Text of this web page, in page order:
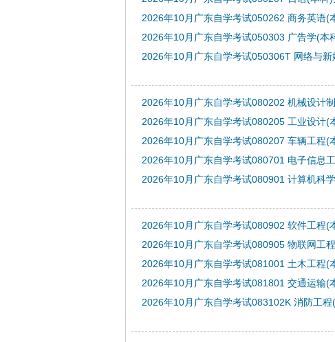
2026年10月广东自学考试050262 商务英语(
2026年10月广东自学考试050303 广告学(本
2026年10月广东自学考试050306T 网络与
2026年10月广东自学考试080202 机械设计
2026年10月广东自学考试080205 工业设计(
2026年10月广东自学考试080207 车辆工程(
2026年10月广东自学考试080701 电子信息
2026年10月广东自学考试080901 计算机科
2026年10月广东自学考试080902 软件工程(
2026年10月广东自学考试080905 物联网工
2026年10月广东自学考试081001 土木工程(
2026年10月广东自学考试081801 交通运输(
2026年10月广东自学考试083102K 消防工